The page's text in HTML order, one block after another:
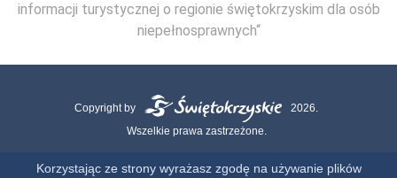
informacji turystycznej o regionie świętokrzyskim dla osób
niepełnosprawnych“
Copyright by
2026.
Wszelkie prawa zastrzeżone.
Korzystając ze strony wyrażasz zgodę na używanie plików